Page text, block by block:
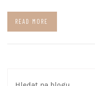
READ MORE